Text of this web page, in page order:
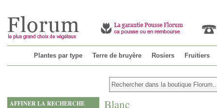
Plantes par type Terre de bruyère Rosiers Fruitiers
AFFINER LA RECHERCHE Blanc